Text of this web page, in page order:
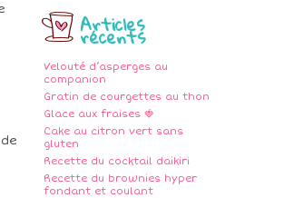
Articles
récents
Velouté d’asperges au
companion
Gratin de courgettes au thon
Glace aux fraises 🍓
Cake au citron vert sans
gluten
Recette du cocktail daikiri
Recette du brownies hyper
fondant et coulant